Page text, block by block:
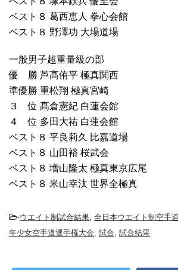
ベスト８ 葛西恵人 拳心会館
ベスト８ 野澤功 大場道場
一般男子超重量級の部
優 勝 芦髙侑平 極真関西
準優勝 重松翔 極真宮崎
３ 位 髙倉憲紀 白蓮会館
４ 位 多田大祐 白蓮会館
ベスト８ 平良莉久 比嘉道場
ベスト８ 山田裕 桜武会
ベスト８ 増山隆太 極真東京広尾
ベスト８ 米山幸汰 世界全極真
-ウエイト制試合結果 全日本ウエイト制空手
年少女空手道選手権大会 試合 試合結果